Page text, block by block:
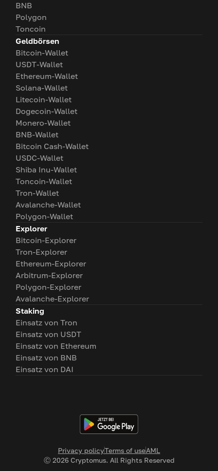
Privacy policyTerms of useAML
Ⓒ 2026Cryptomus. All Rights Reserved
BNB
Polygon
Toncoin
Geldbörsen
Bitcoin-Wallet
USDT-Wallet
Ethereum-Wallet
Solana-Wallet
Litecoin-Wallet
Dogecoin-Wallet
Monero-Wallet
BNB-Wallet
Bitcoin Cash-Wallet
USDC-Wallet
Shiba Inu-Wallet
Toncoin-Wallet
Tron-Wallet
Avalanche-Wallet
Polygon-Wallet
Explorer
Bitcoin-Explorer
Tron-Explorer
Ethereum-Explorer
Arbitrum-Explorer
Polygon-Explorer
Avalanche-Explorer
Staking
Einsatz von Tron
Einsatz von USDT
Einsatz von Ethereum
Einsatz von BNB
Einsatz von DAI